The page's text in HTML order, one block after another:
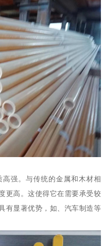
强。与传统的金属和木材相
更高。这使得它在需要承受较
有显著优势，如、汽车制造等